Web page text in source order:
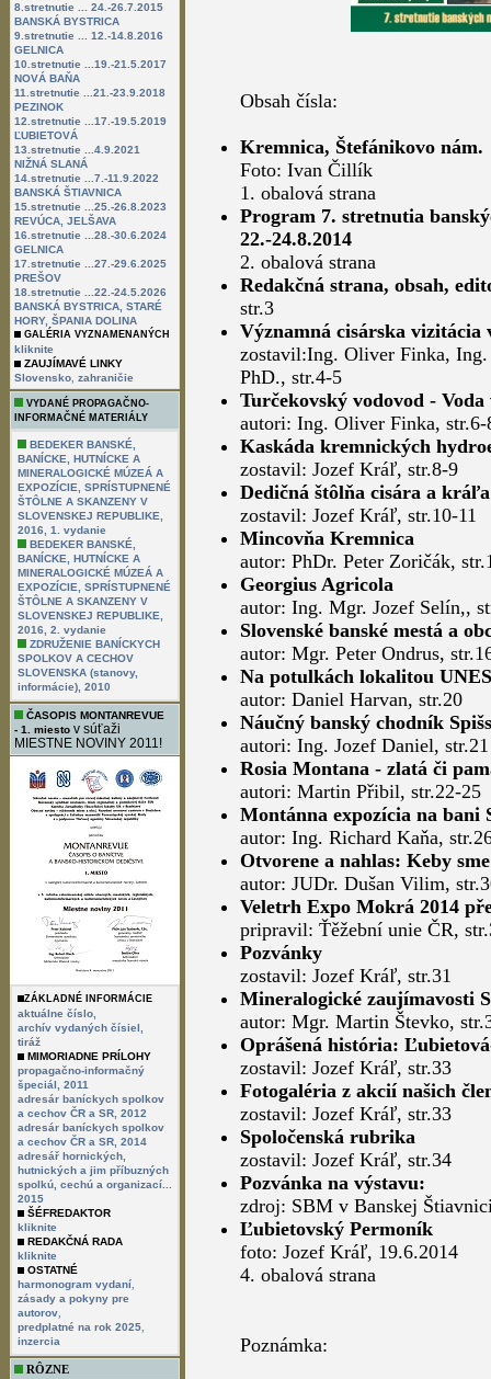
8.stretnutie ... 24.-26.7.2015
BANSKÁ BYSTRICA
9.stretnutie ... 12.-14.8.2016
GELNICA
10.stretnutie ...19.-21.5.2017
NOVÁ BAŇA
11.stretnutie ...21.-23.9.2018
PEZINOK
12.stretnutie ...17.-19.5.2019
ĽUBIETOVÁ
13.stretnutie ...4.9.2021
NIŽNÁ SLANÁ
14.stretnutie ...7.-11.9.2022
BANSKÁ ŠTIAVNICA
15.stretnutie ...25.-26.8.2023
REVÚCA, JELŠAVA
16.stretnutie ...28.-30.6.2024
GELNICA
17.stretnutie ...27.-29.6.2025
PREŠOV
18.stretnutie ...22.-24.5.2026
BANSKÁ BYSTRICA, STARÉ
HORY, ŠPANIA DOLINA
GALÉRIA VYZNAMENANÝCH
kliknite
ZAUJÍMAVÉ LINKY
Slovensko zahraničie
VYDANÉ PROPAGAČNO-
INFORMAČNÉ MATERIÁLY
BEDEKER BANSKÉ,
BANÍCKE, HUTNÍCKE A
MINERALOGICKÉ MÚZEÁ A
EXPOZÍCIE, SPRÍSTUPNENÉ
ŠTÔLNE A SKANZENY V
SLOVENSKEJ REPUBLIKE,
2016, 1. vydanie
BEDEKER BANSKÉ,
BANÍCKE, HUTNÍCKE A
MINERALOGICKÉ MÚZEÁ A
EXPOZÍCIE, SPRÍSTUPNENÉ
ŠTÔLNE A SKANZENY V
SLOVENSKEJ REPUBLIKE,
2016, 2. vydanie
ZDRUŽENIE BANÍCKYCH
SPOLKOV A CECHOV
SLOVENSKA (stanovy,
informácie), 2010
ČASOPIS MONTANREVUE
- 1. miesto v súťaži
MIESTNE NOVINY 2011!
ZÁKLADNÉ INFORMÁCIE
aktuálne číslo,
archív vydaných čísiel,
tiráž
MIMORIADNE PRÍLOHY
propagačno-informačný
špeciál, 2011
adresár baníckych spolkov
a cechov ČR a SR, 2012
adresár baníckych spolkov
a cechov ČR a SR, 2014
adresář hornických,
hutnických a jim příbuzných
spolkú, cechú a organizací...
2015
ŠÉFREDAKTOR
kliknite
REDAKČNÁ RADA
kliknite
OSTATNÉ
harmonogram vydaní
zásady a pokyny pre
autorov
predplatné na rok 2025
inzercia
RÔZNE
Obsah čísla:
Kremnica, Štefánikovo nám.
Foto: Ivan Čillík
1. obalová strana
Program 7. stretnutia
22.-24.8.2014
2. obalová strana
Redakčná strana, obsah,
str.3
Významná cisárska vizitácia
zostavil:Ing. Oliver Finka,
PhD., str.4-5
Turčekovský vodovod -
autori: Ing. Oliver Finka, str.6-
Kaskáda kremnických
zostavil: Jozef Kráľ, str.8-9
Dedičná štôlňa cisára a
zostavil: Jozef Kráľ, str.10-11
Mincovňa Kremnica
autor: PhDr. Peter Zoričák,
Georgius Agricola
autor: Ing. Mgr. Jozef Selín,,
Slovenské banské mestá a
autor: Mgr. Peter Ondrus,
Na potulkách lokalitou
autor: Daniel Harvan, str.20
Náučný banský chodník
autori: Ing. Jozef Daniel, str.21
Rosia Montana - zlatá či
autori: Martin Přibil, str.22-25
Montánna expozícia na bani
autor: Ing. Richard Kaňa,
Otvorene a nahlas: Keby
autor: JUDr. Dušan Vilim,
Veletrh Expo Mokrá 2014
pripravil: Ťěžební unie ČR,
Pozvánky
zostavil: Jozef Kráľ, str.31
Mineralogické zaujímavosti
autor: Mgr. Martin Števko,
Oprášená história:
zostavil: Jozef Kráľ, str.33
Fotogaléria z akcií našich
zostavil: Jozef Kráľ, str.33
Spoločenská rubrika
zostavil: Jozef Kráľ, str.34
Pozvánka na výstavu:
zdroj: SBM v Banskej
Ľubietovský Permoník
foto: Jozef Kráľ, 19.6.2014
4. obalová strana
Poznámka: